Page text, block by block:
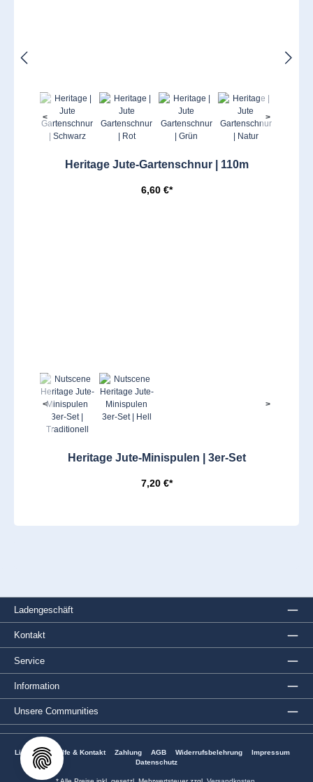
< >
Heritage Jute-Gartenschnur | 110m
6,60 €*
< >
Heritage Jute-Minispulen | 3er-Set
7,20 €*
Ladengeschäft
Service
Information
Kontakt
Unsere Communities
Lieferung Hilfe & Kontakt Zahlung AGB Widerrufsbelehrung
Impressum
Datenschutz